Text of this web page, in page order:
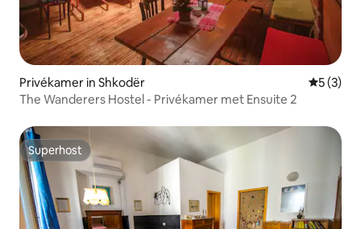
Privékamer in Shkodër
5 (3)
The Wanderers Hostel - Privékamer met Ensuite 2
Superhost
Superhost